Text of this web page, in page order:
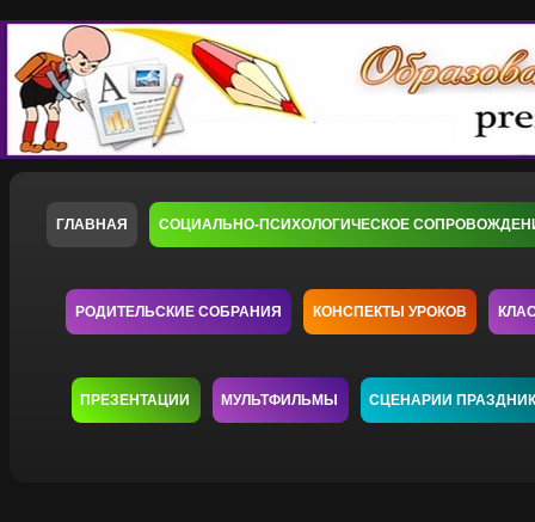
ГЛАВНАЯ СОЦИАЛЬНО-ПСИХОЛОГИЧЕСКОЕ
РОДИТЕЛЬСКИЕ СОБРАНИЯ КОНСПЕКТЫ УРОКОВ
ПРЕЗЕНТАЦИИ МУЛЬТФИЛЬМЫ СЦЕНАРИИ